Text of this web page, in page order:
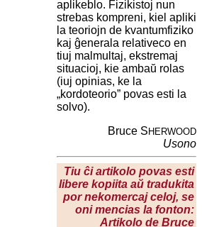
aplikeblo. Fizikistoj nun
strebas kompreni, kiel apliki
la teoriojn de kvantumfiziko
kaj ĝenerala relativeco en
tiuj malmultaj, ekstremaj
situacioj, kie ambaŭ rolas
(iuj opinias, ke la
„kordoteorio” povas esti la
solvo).
Bruce S HERWOOD
Usono
Tiu ĉi artikolo povas esti
libere kopiita aŭ tradukita
por nekomercaj celoj, se
oni mencias la fonton:
Artikolo de Bruce